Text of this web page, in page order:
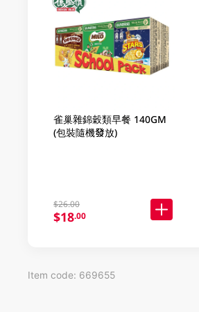
雀巢雜錦穀類早餐 140GM
(包裝隨機發放)
$26.00
$18.00
Item code: 669655